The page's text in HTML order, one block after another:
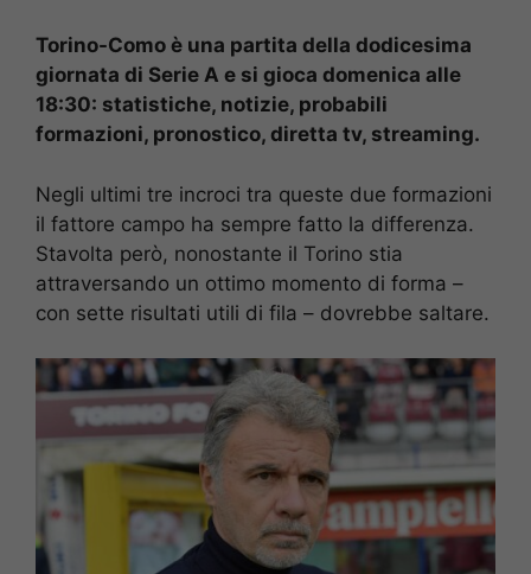
Torino-Como è una partita della dodicesima
giornata di Serie A e si gioca domenica alle
18:30: statistiche, notizie, probabili
formazioni, pronostico, diretta tv, streaming.
Negli ultimi tre incroci tra queste due formazioni
il fattore campo ha sempre fatto la differenza.
Stavolta però, nonostante il Torino stia
attraversando un ottimo momento di forma –
con sette risultati utili di fila – dovrebbe saltare.